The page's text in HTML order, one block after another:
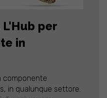
per
in
componente
in qualunque settore.